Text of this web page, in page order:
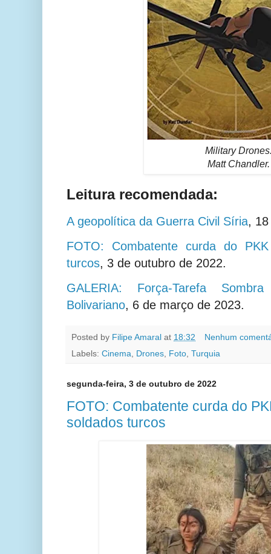
Military
Matt Chandler.
Leitura recomendada:
A geopolítica da Guerra Civil Síria,
FOTO: Combatente curda do
turcos, 3 de outubro de 2022.
GALERIA: Força-Tarefa
Bolivariano, 6 de março de 2023.
Posted by Filipe Amaral at 18:32
Nenhum
Labels: Cinema Drones Foto Turquia
segunda-feira, 3 de outubro de 2022
FOTO: Combatente curda do
soldados turcos